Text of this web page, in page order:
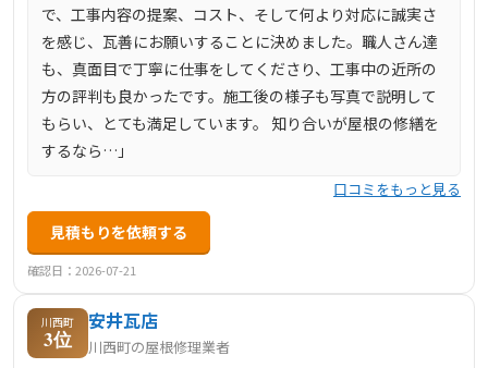
で、工事内容の提案、コスト、そして何より対応に誠実さ
を感じ、瓦善にお願いすることに決めました。職人さん達
も、真面目で丁寧に仕事をしてくださり、工事中の近所の
方の評判も良かったです。施工後の様子も写真で説明して
もらい、とても満足しています。 知り合いが屋根の修繕を
するなら…」
口コミをもっと見る
見積もりを依頼する
確認日：2026-07-21
川西町
3位
安井瓦店
川西町の屋根修理業者